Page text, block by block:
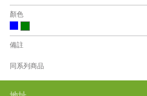
顏色
備註
同系列商品